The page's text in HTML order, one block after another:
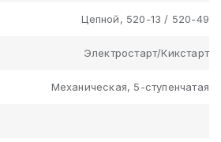
Цепной, 520-13 / 520-49
Электростарт/Кикстарт
Механическая, 5-ступенчатая